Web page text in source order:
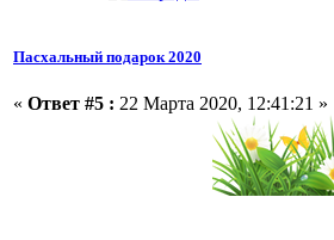
Пасхальный подарок 2020
« Ответ #5 : 22 Марта 2020, 12:41:21 »